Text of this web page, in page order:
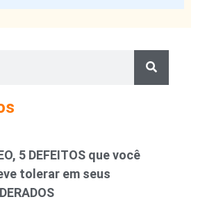
5 DEFEITOS que você
tolerar em seus